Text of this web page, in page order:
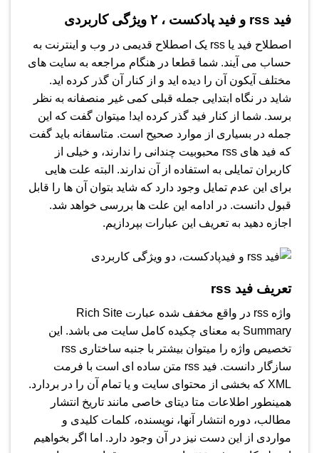
فید rss و فید پادکست ، ۲ ویژگی کاربردی
اصطلاح فید یا rss یک اصطلاح قدیمی در وب و اینترنت به
حساب می آیند. شما قطعا در هنگام مراجعه به سایت های
مختلف آیکون آن را دیده اید و از کنار آن گذر کرده اید.
شاید در نگاه ابتدایی جمله قبلی کمی غیر منصفانه به نظر
برسد. شما از کنار فید گذر کرده اید! میتوان گفت که این
جمله در بسیاری از موارد صحیح است. متاسفانه باید گفت
که فید های rss محبوبیت چندانی را ندارند، و خیلی از
کاربران تمایلی به استفاده از آن ندارند. البته علت هایی
برای این عدم تمایل وجود دارد که شاید بتوان آن ها را قابل
قبول دانست. در ادامه این علت ها بررسی خواهد شد.
اجازه دهید به تعریف این عبارات بپردازیم.
تعریف فید rss
واژه rss در واقع مخفف شده عبارت Rich Site
Summary به معنای چکیده کامل سایت می باشد. این
تخصیص واژه را میتوان بیشتر با جنبه ساختاری rss
سازگار دانست. فید rss متن ساده ای است با فرمت
XML که بخشی از محتوای سایت و یا تمام آن را در بردارد.
همینطور اطلاعات متا دیتای خاصی مانند تاریخ انتشار
مطالب، دوره انتشار آنها، نویسنده، کلمات کلیدی و
مواردی از این دست نیز در آن وجود دارد. اما اگر بخواهیم